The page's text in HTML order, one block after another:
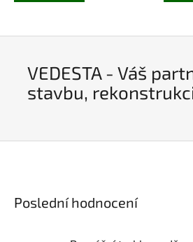
VEDESTA - Váš
stavbu,
Poslední hodnocení